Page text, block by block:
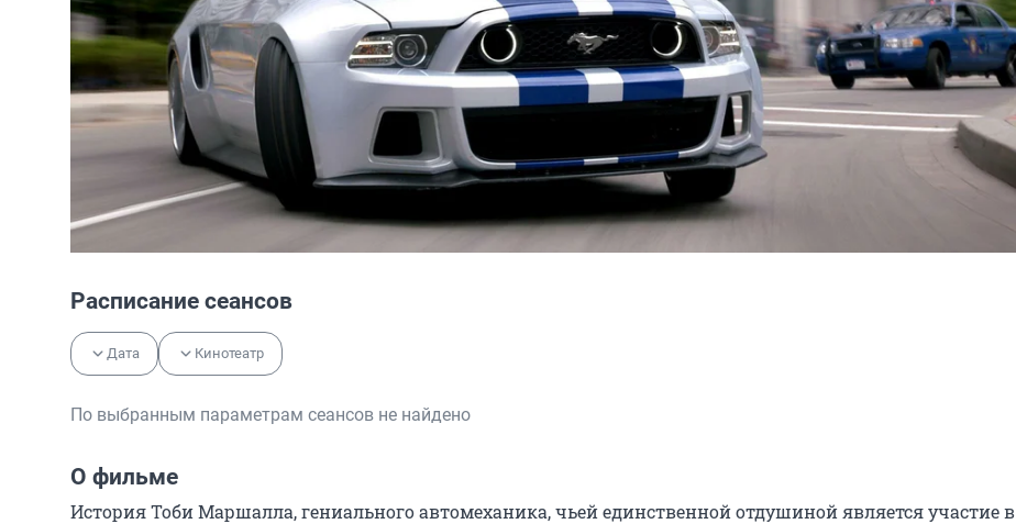
Расписание сеансов
Дата Кинотеатр
По выбранным параметрам сеансов не найдено
О фильме
История Тоби Маршалла, гениального автомеханика, чьей единственной отдушиной является участие в